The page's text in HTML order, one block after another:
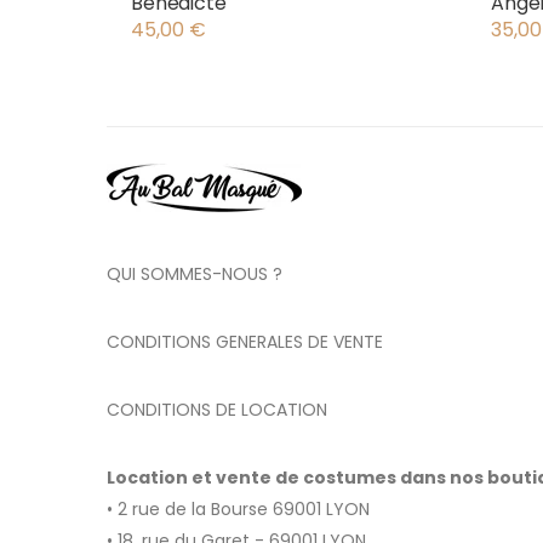
45,00 € 35,00
QUI SOMMES-NOUS ?
CONDITIONS GENERALES DE VENTE
CONDITIONS DE LOCATION
Location et vente de costumes dans nos
• 2 rue de la Bourse 69001 LYON